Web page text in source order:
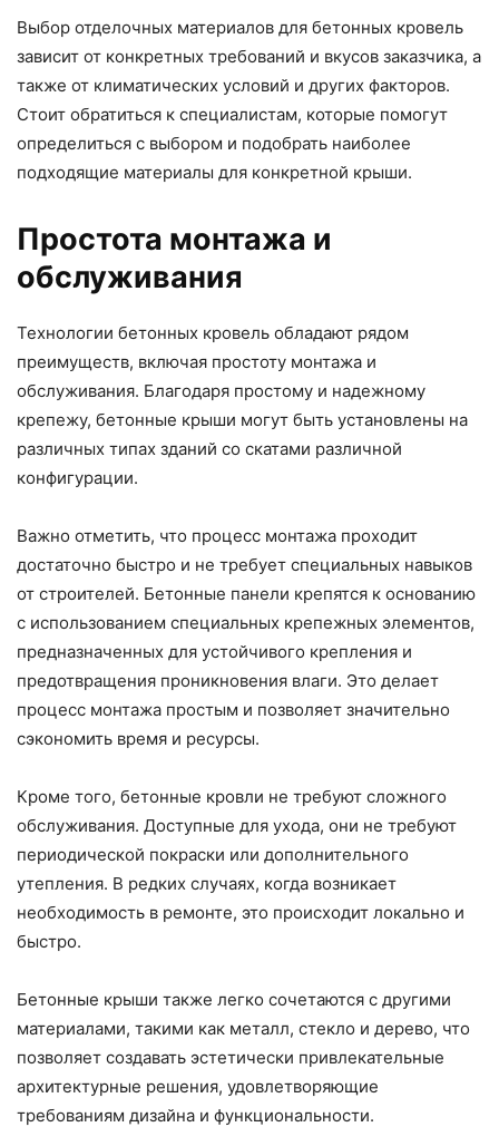
Выбор отделочных материалов для бетонных кровель
зависит от конкретных требований и вкусов заказчика, а
также от климатических условий и других факторов.
Стоит обратиться к специалистам, которые помогут
определиться с выбором и подобрать наиболее
подходящие материалы для конкретной крыши.
Простота монтажа и
обслуживания
Технологии бетонных кровель обладают рядом
преимуществ, включая простоту монтажа и
обслуживания. Благодаря простому и надежному
крепежу, бетонные крыши могут быть установлены на
различных типах зданий со скатами различной
конфигурации.
Важно отметить, что процесс монтажа проходит
достаточно быстро и не требует специальных навыков
от строителей. Бетонные панели крепятся к основанию
с использованием специальных крепежных элементов,
предназначенных для устойчивого крепления и
предотвращения проникновения влаги. Это делает
процесс монтажа простым и позволяет значительно
сэкономить время и ресурсы.
Кроме того, бетонные кровли не требуют сложного
обслуживания. Доступные для ухода, они не требуют
периодической покраски или дополнительного
утепления. В редких случаях, когда возникает
необходимость в ремонте, это происходит локально и
быстро.
Бетонные крыши также легко сочетаются с другими
материалами, такими как металл, стекло и дерево, что
позволяет создавать эстетически привлекательные
архитектурные решения, удовлетворяющие
требованиям дизайна и функциональности.